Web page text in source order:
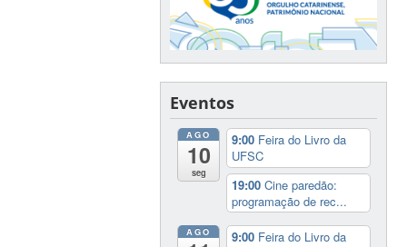
Eventos
AGO
10
seg
9:00 Feira do Livro da
UFSC
19:00Cine paredão:
programação de rec...
AGO 9:00 Feira do Livro da